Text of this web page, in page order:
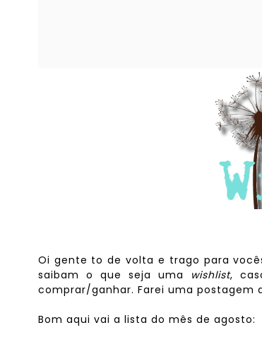
Oi gente to de volta e trago para
saibam o que seja uma
wishlist,
comprar/ganhar. Farei uma postagem
Bom aqui vai a lista do mês de agosto: